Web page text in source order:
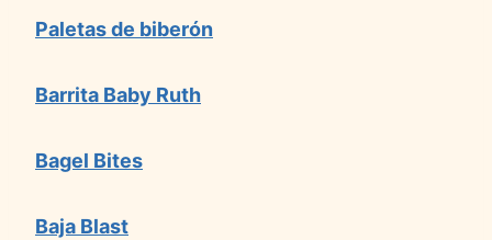
Paletas de biberón
Barrita Baby Ruth
Bagel Bites
Baja Blast